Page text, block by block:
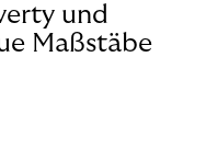
und
Maßstäbe